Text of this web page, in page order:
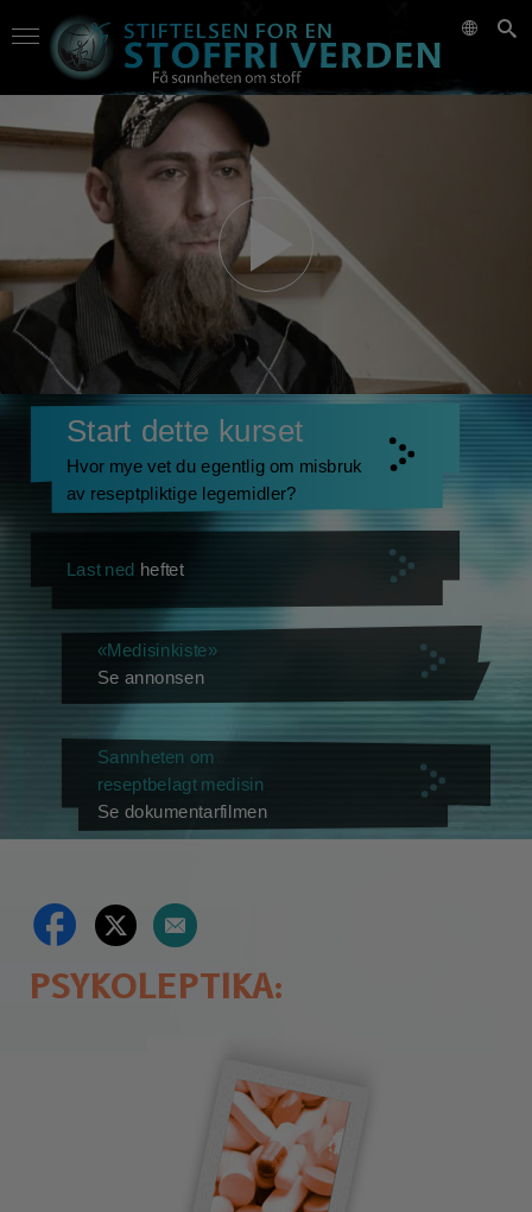
Start dette kurset
Hvor mye vet du egentlig om misbruk
av reseptpliktige legemidler?
Last ned heftet
«Medisinkiste»
Se annonsen
Sannheten om
reseptbelagt medisin
Se dokumentarfilmen
PSYKOLEPTIKA: